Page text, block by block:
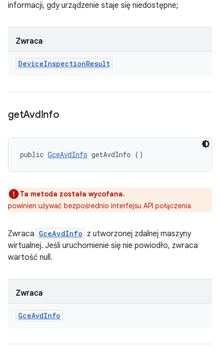
informacji, gdy urządzenie staje się niedostępne;
Zwraca
DeviceInspectionResult
getAvdInfo
public GceAvdInfo getAvdInfo ()
Ta metoda została wycofana.
powinien używać bezpośrednio interfejsu API połączenia
Zwraca GceAvdInfo z utworzonej zdalnej maszyny
wirtualnej. Jeśli uruchomienie się nie powiodło, zwraca
wartość null.
Zwraca
GceAvdInfo